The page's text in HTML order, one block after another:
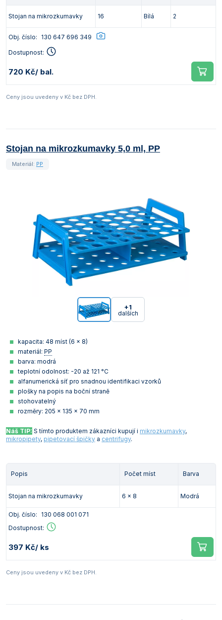
Stojan na mikrozkumavky 16 Bílá 2
Obj. číslo: 130 647 696 349
Dostupnost:
720 Kč/ bal.
Ceny jsou uvedeny v Kč bez DPH.
Stojan na mikrozkumavky 5,0 ml, PP
+1
dalších
Materiál: PP
kapacita: 48 míst (6 x 8)
materiál: PP
barva: modrá
teplotní odolnost: -20 až 121 °C
alfanumerická síť pro snadnou identifikaci vzorků
plošky na popis na boční straně
stohovatelný
rozměry: 205 x 135 x 70 mm
Náš TIP: S tímto produktem zákazníci kupují i mikrozkumavky,
mikropipety, pipetovací špičky a centrifugy.
Popis Počet míst Barva
Stojan na mikrozkumavky 6 x 8 Modrá
Obj. číslo:
130 068 001 071
Dostupnost:
397 Kč/ ks
Ceny jsou uvedeny v Kč bez DPH.